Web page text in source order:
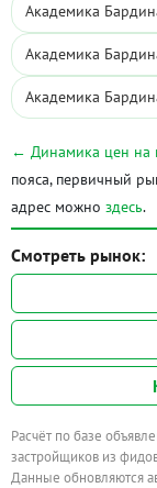
Академика
Академика
Академика
← Динамика цен на
пояса, первичный
адрес можно здесь.
Смотреть рынок:
Расчёт по базе
застройщиков из
Данные обновляются